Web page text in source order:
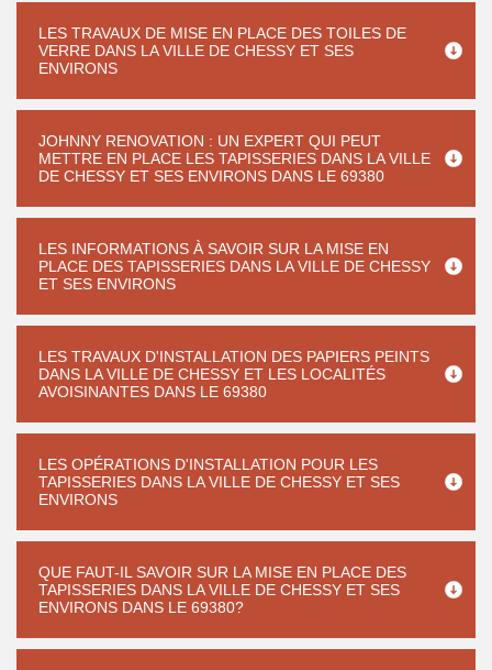
LES TRAVAUX DE MISE EN PLACE DES TOILES DE
VERRE DANS LA VILLE DE CHESSY ET SES
ENVIRONS
JOHNNY RENOVATION : UN EXPERT QUI PEUT
METTRE EN PLACE LES TAPISSERIES DANS LA VILLE
DE CHESSY ET SES ENVIRONS DANS LE 69380
LES INFORMATIONS À SAVOIR SUR LA MISE EN
PLACE DES TAPISSERIES DANS LA VILLE DE CHESSY
ET SES ENVIRONS
LES TRAVAUX D'INSTALLATION DES PAPIERS PEINTS
DANS LA VILLE DE CHESSY ET LES LOCALITÉS
AVOISINANTES DANS LE 69380
LES OPÉRATIONS D'INSTALLATION POUR LES
TAPISSERIES DANS LA VILLE DE CHESSY ET SES
ENVIRONS
QUE FAUT-IL SAVOIR SUR LA MISE EN PLACE DES
TAPISSERIES DANS LA VILLE DE CHESSY ET SES
ENVIRONS DANS LE 69380?